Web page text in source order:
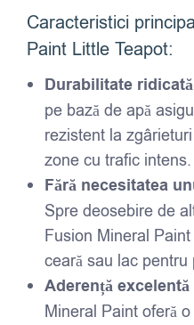
Caracteristici
Paint Little Teapot:
Durabilitate ridicată
pe bază de apă
rezistent la
zone cu trafic intens.
Fără necesitatea
Spre deosebire de
Fusion Mineral
ceară sau lac
Aderență
Mineral Paint oferă